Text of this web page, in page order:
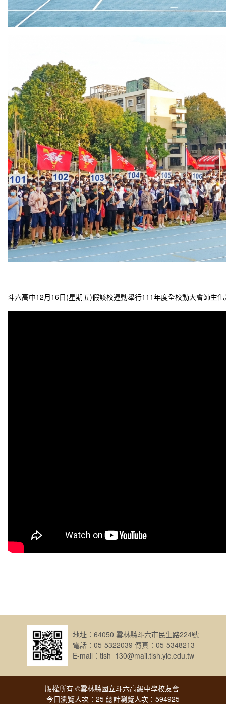
斗六高中12月16日(星期五)假該校運動舉行111年度全校動大會師生
地址：64050 雲林縣斗六市民生路224號
電話：05-5322039 傳真：05-5348213
E-mail：tlsh_130@mail.tlsh.ylc.edu.tw
版權所有 ©雲林縣國立斗六高級中學校友會
今日瀏覽人次：25 總計瀏覽人次：594925